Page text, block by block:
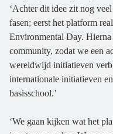
‘Achter dit idee zit nog
fasen; eerst het platform
Environmental Day.
community, zodat we een
wereldwijd initiatieven
internationale initiatieven
basisschool.’
‘We gaan kijken wat het